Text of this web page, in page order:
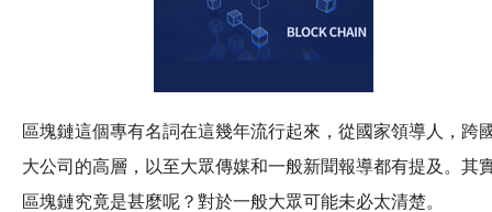
區塊鏈這個專有名詞在這幾年流行起來，從國家領導人，跨
大公司的高層，以至大眾傳媒和一般新聞報導都有提及。其
區塊鏈究竟是甚麼呢？對於一般大眾可能未必太清楚。